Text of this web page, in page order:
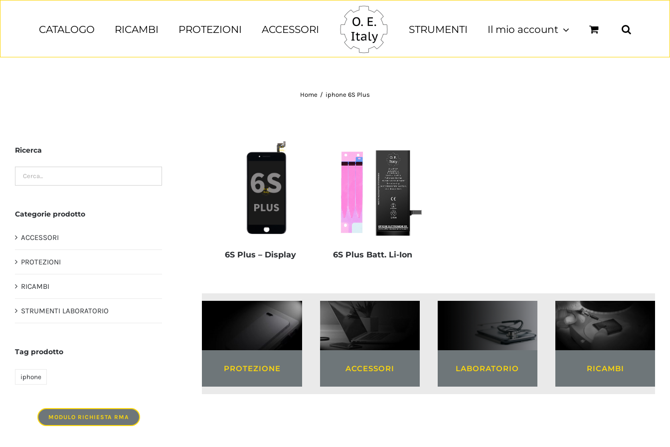
CATALOGO RICAMBI PROTEZIONI ACCESSORI STRUMENTI Il mio account
Home / iphone 6S Plus
6S Plus – Display 6S Plus Batt. Li-Ion
PROTEZIONE ACCESSORI LABORATORIO RICAMBI
Ricerca
Categorie prodotto
ACCESSORI
PROTEZIONI
RICAMBI
STRUMENTI LABORATORIO
Tag prodotto
iphone
MODULO RICHIESTA RMA